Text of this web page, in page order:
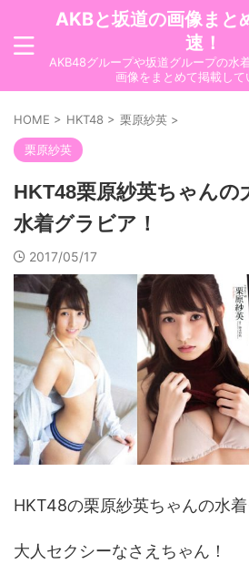
AKBと坂道の画像まと
速！
AKB48グループや坂道グループの水
画像をまとめて掲載して
HOME > HKT48 > 栗原紗英 >
栗原紗英
HKT48栗原紗英ちゃんの
水着グラビア！
2017/05/17
HKT48の栗原紗英ちゃんの水着
大人セクシーなさえちゃん！